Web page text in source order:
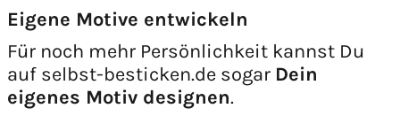
Eigene Motive entwickeln
Für noch mehr Persönlichkeit kannst Du
auf selbst-besticken.de sogar Dein
eigenes Motiv designen.